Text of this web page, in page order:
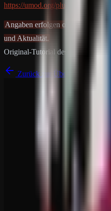
https://umod.org/plugins/fps-restart
Angaben erfolgen ohne Gewähr
und Aktualität.
Original-Tutorial des Plugins
Zurück zur Übersicht